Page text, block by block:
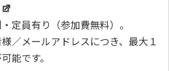
定員有り（参加費無料）。
／メールアドレスにつき、最大１
能です。